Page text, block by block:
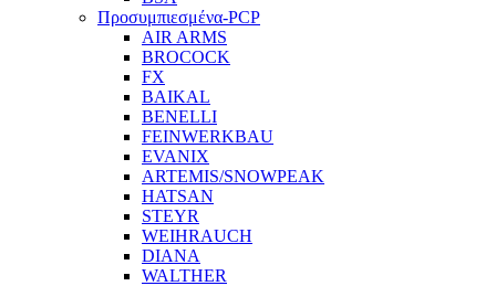
Προσυμπιεσμένα-PCP
AIR ARMS
BROCOCK
FX
BAIKAL
BENELLI
FEINWERKBAU
EVANIX
ARTEMIS/SNOWPEAK
HATSAN
STEYR
WEIHRAUCH
DIANA
WALTHER